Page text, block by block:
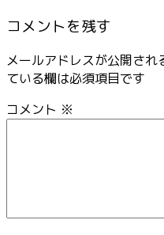
コメントを残す
メールアドレスが公開され
ている欄は必須項目です
コメント ※